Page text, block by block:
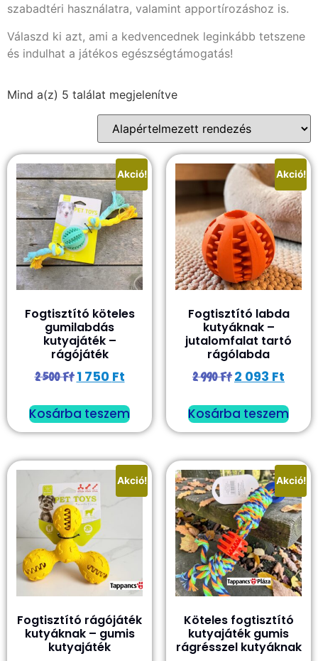
szabadtéri használatra, valamint apportírozáshoz is.
Válaszd ki azt, ami a kedvencednek leginkább tetszene
és indulhat a játékos egészségtámogatás!
Mind a(z) 5 találat megjelenítve
Akció!
Fogtisztító köteles
gumilabdás
kutyajáték –
rágójáték
2 500Ft 1 750 Ft
Kosárba teszem
Akció!
Fogtisztító labda
kutyáknak –
jutalomfalat tartó
rágólabda
2 990Ft 2 093 Ft
Kosárba teszem
Akció!
Fogtisztító rágójáték
kutyáknak – gumis
kutyajáték
Akció!
Köteles fogtisztító
kutyajáték gumis
rágrésszel kutyáknak